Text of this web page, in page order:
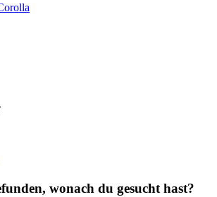
wonach du gesucht hast?